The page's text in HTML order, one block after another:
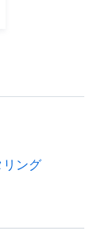
ング